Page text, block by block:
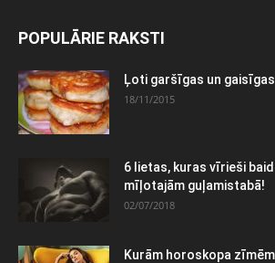
POPULĀRIE RAKSTI
Ļoti garšīgas un
18/11/2015
6 lietas, kuras vīrieši
mīļotajām guļamistabā!
02/07/2018
Kurām horoskopa